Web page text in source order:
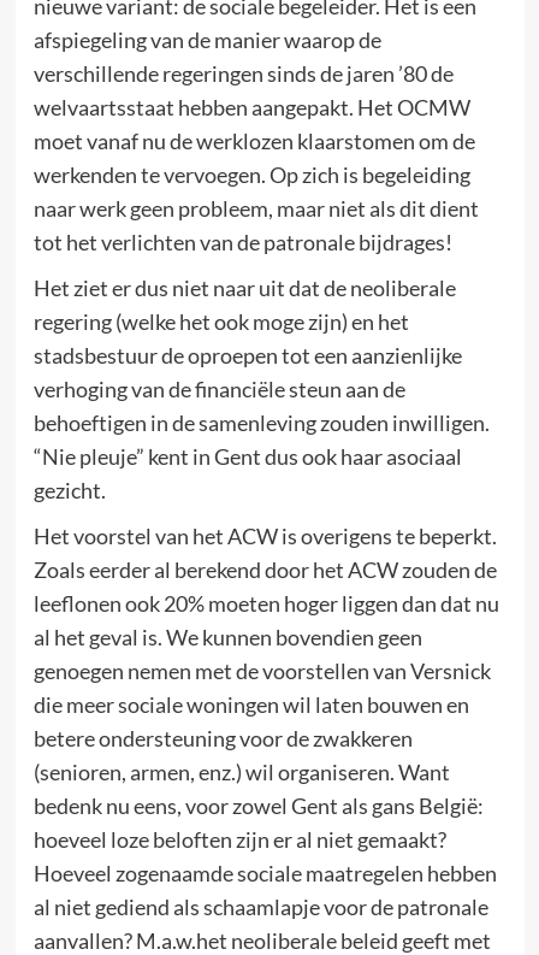
nieuwe variant: de sociale begeleider. Het is een
afspiegeling van de manier waarop de
verschillende regeringen sinds de jaren ’80 de
welvaartsstaat hebben aangepakt. Het OCMW
moet vanaf nu de werklozen klaarstomen om de
werkenden te vervoegen. Op zich is begeleiding
naar werk geen probleem, maar niet als dit dient
tot het verlichten van de patronale bijdrages!
Het ziet er dus niet naar uit dat de neoliberale
regering (welke het ook moge zijn) en het
stadsbestuur de oproepen tot een aanzienlijke
verhoging van de financiële steun aan de
behoeftigen in de samenleving zouden inwilligen.
“Nie pleuje” kent in Gent dus ook haar asociaal
gezicht.
Het voorstel van het ACW is overigens te beperkt.
Zoals eerder al berekend door het ACW zouden de
leeflonen ook 20% moeten hoger liggen dan dat nu
al het geval is. We kunnen bovendien geen
genoegen nemen met de voorstellen van Versnick
die meer sociale woningen wil laten bouwen en
betere ondersteuning voor de zwakkeren
(senioren, armen, enz.) wil organiseren. Want
bedenk nu eens, voor zowel Gent als gans België:
hoeveel loze beloften zijn er al niet gemaakt?
Hoeveel zogenaamde sociale maatregelen hebben
al niet gediend als schaamlapje voor de patronale
aanvallen? M.a.w.het neoliberale beleid geeft met